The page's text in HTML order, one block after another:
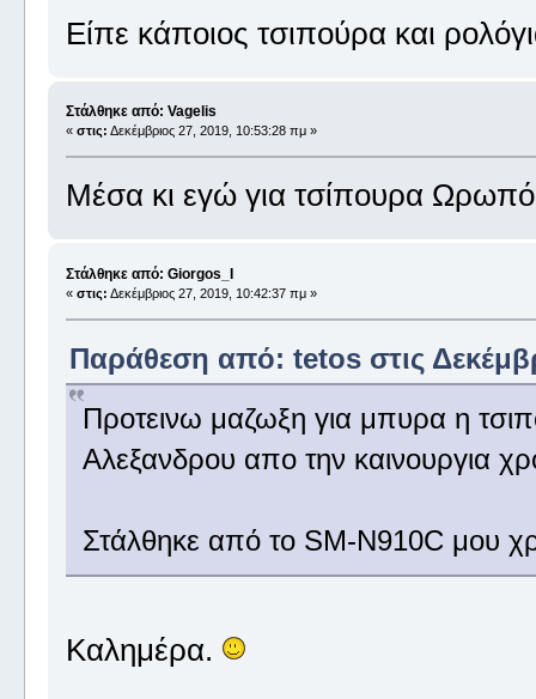
Είπε κάποιος τσιπούρα και
Στάλθηκε από: Vagelis
« στις: Δεκέμβριος 27, 2019, 10:53:28 πμ »
Μέσα κι εγώ για τσίπουρα
Στάλθηκε από: Giorgos_I
« στις: Δεκέμβριος 27, 2019, 10:42:37 πμ »
Παράθεση από: tetos στις
Προτεινω μαζωξη για μπυρα η
Αλεξανδρου απο την καινουργια
Στάλθηκε από το SM-N910C μου
Καλημέρα.